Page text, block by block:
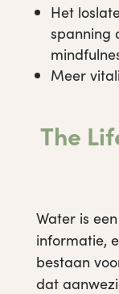
Het
spanning
Meer
The
Water is
informatie,
bestaan
dat